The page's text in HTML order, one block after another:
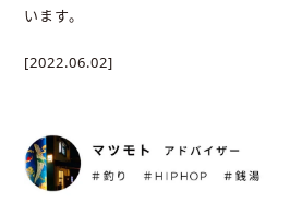
います。
[2022.06.02]